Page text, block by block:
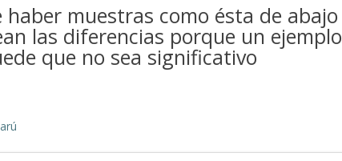
haber muestras como ésta de abajo
las diferencias porque un ejemplo
que no sea significativo